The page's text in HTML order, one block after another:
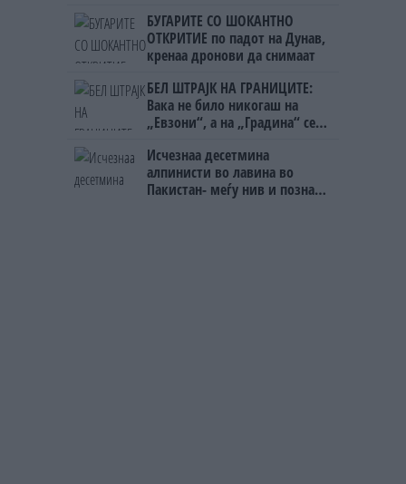
БУГАРИТЕ СО ШОКАНТНО
ОТКРИТИЕ по падот на Дунав,
кренаа дронови да снимаат
БЕЛ ШТРАЈК НА ГРАНИЦИТЕ:
Вака не било никогаш на
„Евзони“, а на „Градина“ се
Исчезнаа десетмина
алпинисти во лавина во
Пакистан- меѓу нив и познат